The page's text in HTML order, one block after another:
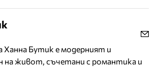
Ханна Бутик е модерният и
на живот, съчетани с романтика и